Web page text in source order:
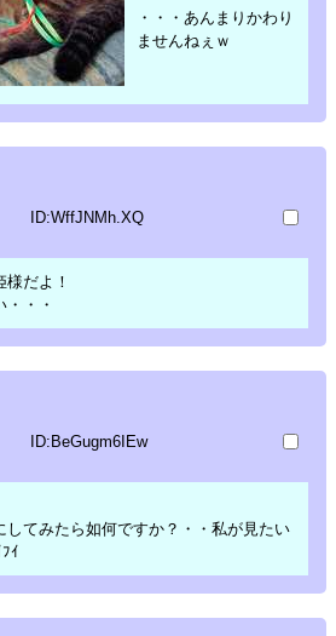
・・・あんまりかわり
ませんねぇｗ
ID:WffJNMh.XQ
だよ！
・・
ID:BeGugm6IEw
してみたら如何ですか？・・私が見たい
ｲ